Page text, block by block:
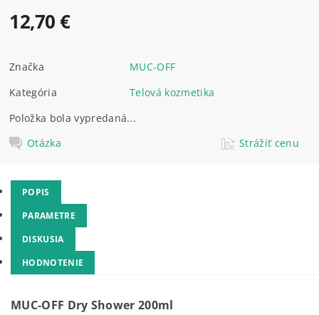
12,70 €
Značka
MUC-OFF
Kategória
Telová kozmetika
Položka bola vypredaná...
Otázka
Strážiť cenu
POPIS
PARAMETRE
DISKUSIA
HODNOTENIE
MUC-OFF Dry Shower 200ml